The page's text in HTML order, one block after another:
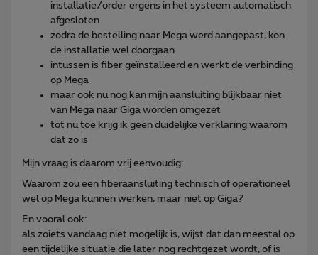
installatie/order ergens in het systeem automatisch
afgesloten
zodra de bestelling naar Mega werd aangepast, kon
de installatie wel doorgaan
intussen is fiber geïnstalleerd en werkt de verbinding
op Mega
maar ook nu nog kan mijn aansluiting blijkbaar niet
van Mega naar Giga worden omgezet
tot nu toe krijg ik geen duidelijke verklaring waarom
dat zo is
Mijn vraag is daarom vrij eenvoudig:
Waarom zou een fiberaansluiting technisch of operationeel
wel op Mega kunnen werken, maar niet op Giga?
En vooral ook:
als zoiets vandaag niet mogelijk is, wijst dat dan meestal op
een tijdelijke situatie die later nog rechtgezet wordt, of is